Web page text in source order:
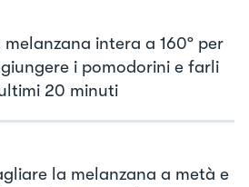
intera a 160º per
i pomodorini e farli
20 minuti
la melanzana a metà e